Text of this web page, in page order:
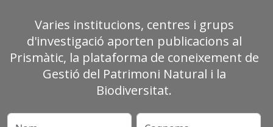
Varies institucions, centres i grups
d'investigació aporten publicacions al
Prismàtic, la plataforma de coneixement de
Gestió del Patrimoni Natural i la
Biodiversitat.
Nom Cognoms